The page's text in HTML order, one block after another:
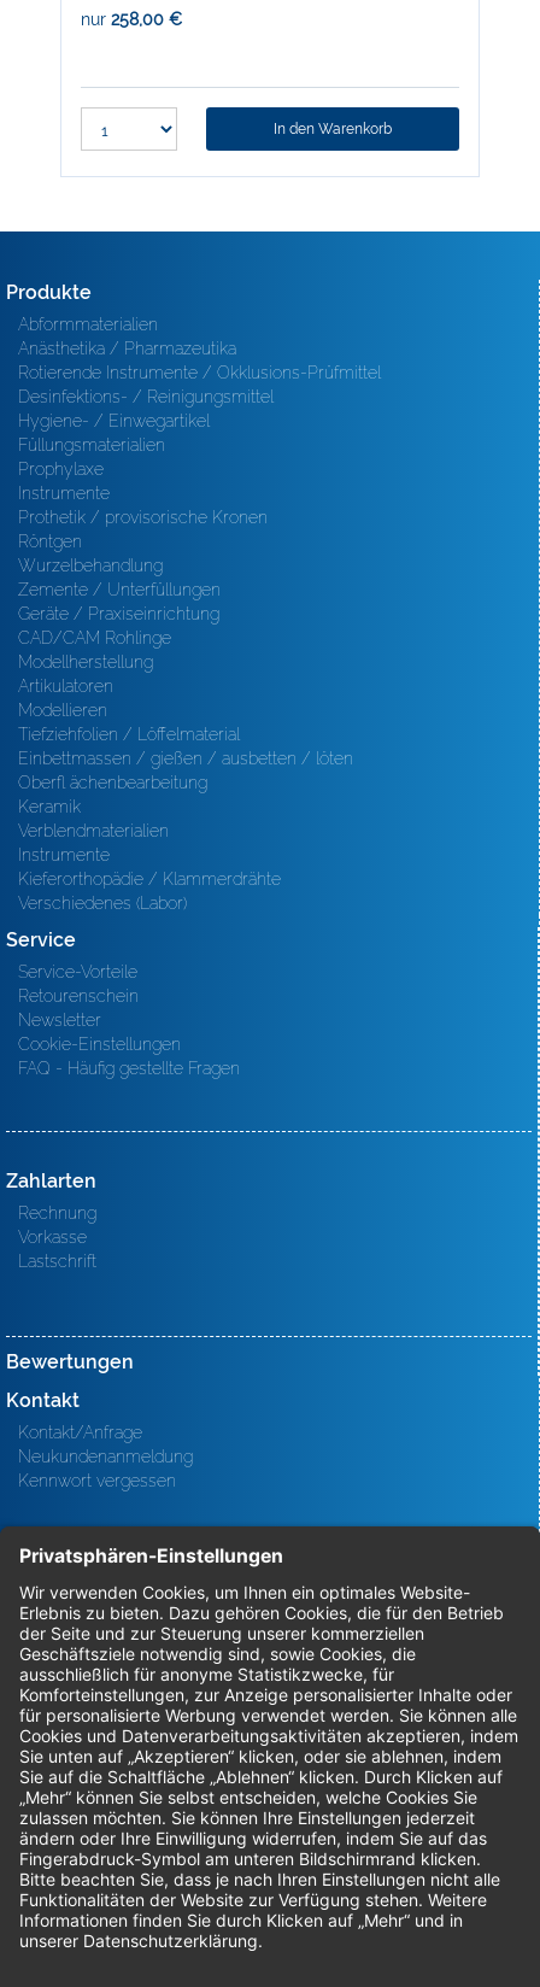
nur 258,00 €
In den Warenkorb
Produkte
Abformmaterialien
Anästhetika / Pharmazeutika
Rotierende Instrumente / Okklusions-Prüfmittel
Desinfektions- / Reinigungsmittel
Hygiene- / Einwegartikel
Füllungsmaterialien
Prophylaxe
Instrumente
Prothetik / provisorische Kronen
Röntgen
Wurzelbehandlung
Zemente / Unterfüllungen
Geräte / Praxiseinrichtung
CAD/CAM Rohlinge
Modellherstellung
Artikulatoren
Modellieren
Tiefziehfolien / Löffelmaterial
Einbettmassen / gießen / ausbetten / löten
Oberfl ächenbearbeitung
Keramik
Verblendmaterialien
Instrumente
Kieferorthopädie / Klammerdrähte
Verschiedenes (Labor)
Service
Service-Vorteile
Retourenschein
Newsletter
Cookie-Einstellungen
FAQ - Häufig gestellte Fragen
Zahlarten
Rechnung
Vorkasse
Lastschrift
Bewertungen
Kontakt
Kontakt/Anfrage
Neukundenanmeldung
Kennwort vergessen
Bestellungen
Sendung verfolgen
Geprüfter Shop